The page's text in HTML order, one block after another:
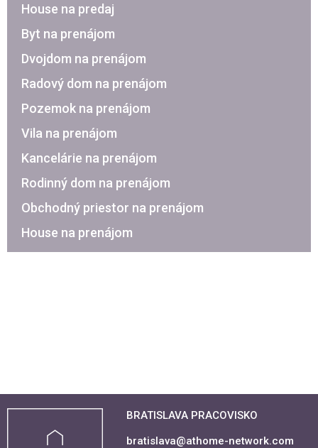
House na predaj
Byt na prenájom
Dvojdom na prenájom
Radový dom na prenájom
Pozemok na prenájom
Vila na prenájom
Kancelárie na prenájom
Rodinný dom na prenájom
Obchodný priestor na prenájom
House na prenájom
BRATISLAVA PRACOVISKO
bratislava@athome-network.com